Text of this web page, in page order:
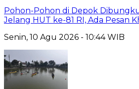
Pohon-Pohon di Depok
Jelang HUT ke-81 RI, Ada Pesan
Senin, 10 Agu 2026 - 10:44 WIB